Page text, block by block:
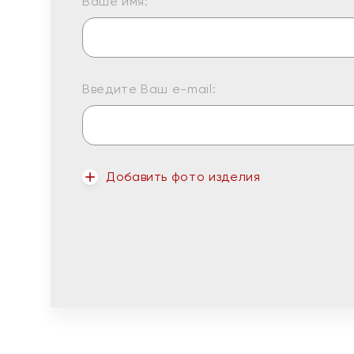
Введите Ваш e-mail:
Добавить фото изделия